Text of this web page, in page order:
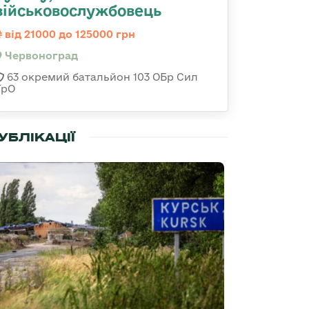
від 21000 до 125000 грн
Червоноград
63 окремий батальйон 103 ОБр Сил